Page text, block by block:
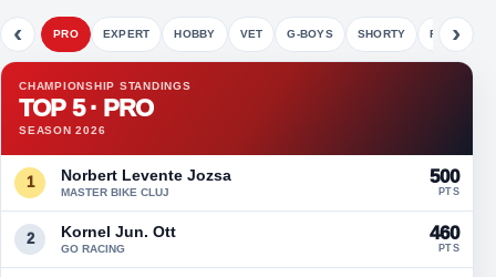
‹ PRO EXPERT HOBBY VET G-BOYS SHORTY FETE
›
CHAMPIONSHIP STANDINGS
TOP 5 · PRO
SEASON 2026
1 Norbert Levente Jozsa
MASTER BIKE CLUJ
500
PTS
2 Kornel Jun. Ott
GO RACING
460
PTS